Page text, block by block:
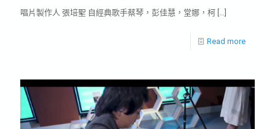
唱片製作人 張培聖 自經典歌手蔡琴，彭佳慧，堂娜，柯 […]
Read more